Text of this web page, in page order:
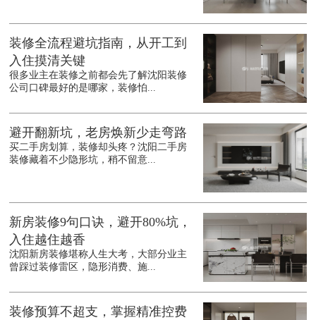
装修全流程避坑指南，从开工到
入住摸清关键
很多业主在装修之前都会先了解沈阳装修
公司口碑最好的是哪家，装修怕...
避开翻新坑，老房焕新少走弯路
买二手房划算，装修却头疼？沈阳二手房
装修藏着不少隐形坑，稍不留意...
新房装修9句口诀，避开80%坑，
入住越住越香
沈阳新房装修堪称人生大考，大部分业主
曾踩过装修雷区，隐形消费、施...
装修预算不超支，掌握精准控费